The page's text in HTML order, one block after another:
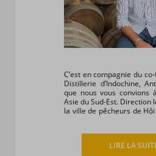
C’est en compagnie du
Distillerie d’Indochine,
que nous vous convions
Asie du Sud-Est. Direction
la ville de pêcheurs de
LIRE LA